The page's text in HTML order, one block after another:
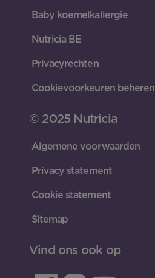
Baby koemelkallergie
Nutricia BE
Privacyrechten
Cookievoorkeuren beheren
© 2025 Nutricia
Algemene voorwaarden
Privacy statement
Cookie statement
Sitemap
Vind ons ook op